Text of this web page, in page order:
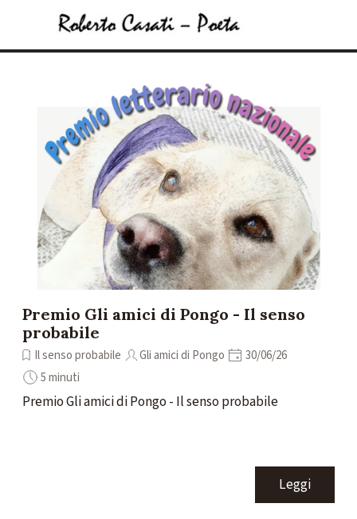
Salta menù
Premio Gli amici di Pongo - Il senso
probabile
Il senso probabile Gli amici di Pongo
30/06/26
5 minuti
Premio Gli amici di Pongo - Il senso probabile
Leggi